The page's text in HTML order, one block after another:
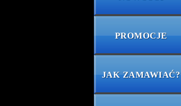
PROMOCJE
JAK ZAMAWIAĆ?